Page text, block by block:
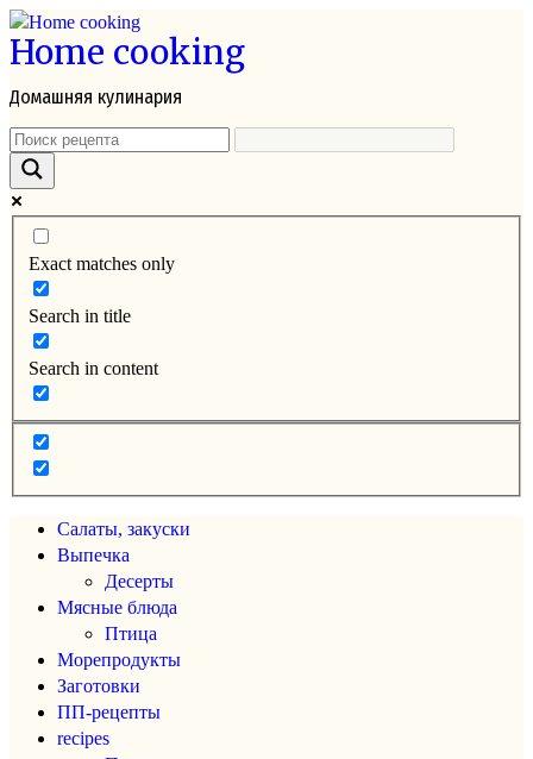
Перейти
к
Home cooking
Домашняя кулинария
Exact matches only
Search in title
Search in content
Салаты, закуски
Выпечка
Десерты
Мясные блюда
Птица
Морепродукты
Заготовки
ПП-рецепты
recipes